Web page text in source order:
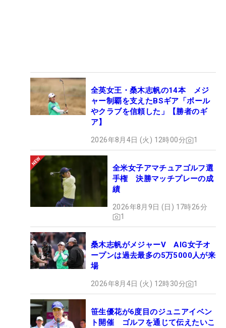
全英女王・桑木志帆の14本 メジ
ャー制覇を支えたBSギア「ボール
やクラブを信頼した」【勝者のギ
ア】
2026年8月4日 (火) 12時00分 1
全米女子アマチュアゴルフ選
手権 決勝マッチプレーの成
績
2026年8月9日 (日) 17時26分
1
桑木志帆がメジャーV AIG女子オ
ープンは過去最多の5万5000人が来
場
2026年8月4日 (火) 12時30分 1
笹生優花が6度目のジュニアイベン
ト開催 ゴルフを通じて伝えたいこ